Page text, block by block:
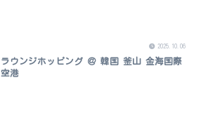
2025.10.06
ラウンジホッピング ＠ 韓国 釜山 金海国際
空港